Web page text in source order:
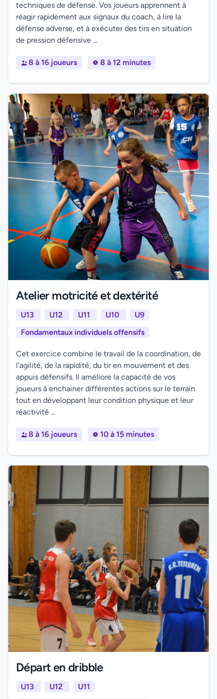
techniques de défense. Vos joueurs apprennent à
réagir rapidement aux signaux du coach, à lire la
défense adverse, et à exécuter des tirs en situation
de pression défensive ...
8 à 16 joueurs 8 à 12 minutes
Atelier motricité et dextérité
U13 U12 U11 U10
U9
Fondamentaux individuels offensifs
Cet exercice combine le travail de la coordination, de
l'agilité, de la rapidité, du tir en mouvement et des
appuis défensifs. Il améliore la capacité de vos
joueurs à enchainer différentes actions sur le terrain
tout en développant leur condition physique et leur
réactivité ...
8 à 16 joueurs 10 à 15 minutes
Départ en dribble
U13 U12
U11